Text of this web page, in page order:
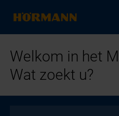
Welkom in het
Wat zoekt u?